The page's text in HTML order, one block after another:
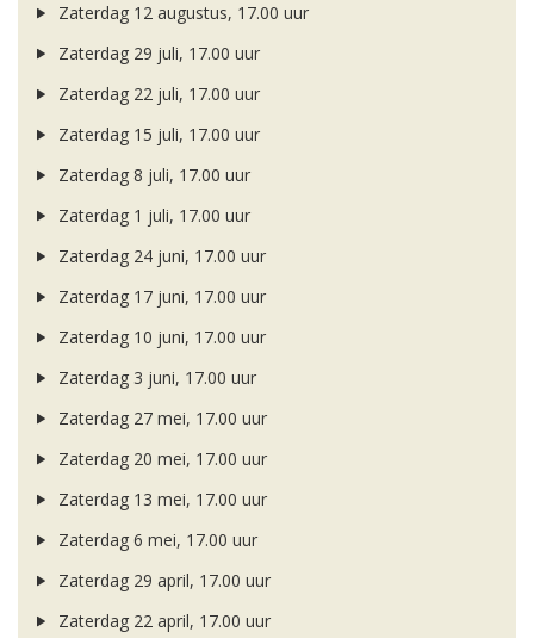
Zaterdag 12 augustus, 17.00 uur
Zaterdag 29 juli, 17.00 uur
Zaterdag 22 juli, 17.00 uur
Zaterdag 15 juli, 17.00 uur
Zaterdag 8 juli, 17.00 uur
Zaterdag 1 juli, 17.00 uur
Zaterdag 24 juni, 17.00 uur
Zaterdag 17 juni, 17.00 uur
Zaterdag 10 juni, 17.00 uur
Zaterdag 3 juni, 17.00 uur
Zaterdag 27 mei, 17.00 uur
Zaterdag 20 mei, 17.00 uur
Zaterdag 13 mei, 17.00 uur
Zaterdag 6 mei, 17.00 uur
Zaterdag 29 april, 17.00 uur
Zaterdag 22 april, 17.00 uur